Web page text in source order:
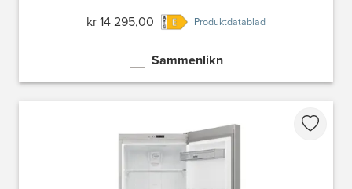
kr 14 295,00 Produktdatablad
Sammenlikn